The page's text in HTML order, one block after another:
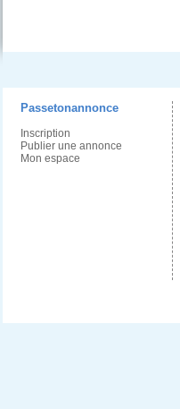
Passetonannonce
Inscription
Publier une annonce
Mon espace